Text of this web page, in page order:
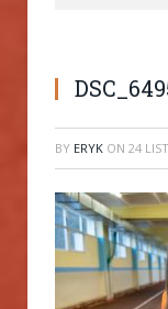
BY ERYK ON 24